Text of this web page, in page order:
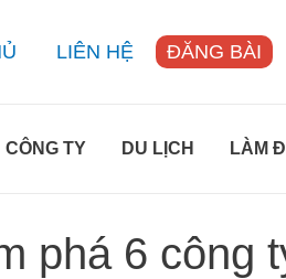
LIÊN HỆ ĐĂNG BÀI
CÔNG TY DU LỊCH LÀM
phá 6 công